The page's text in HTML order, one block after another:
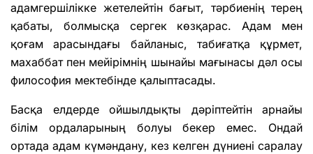
адамгершілікке жетелейтін бағыт, тәрбиенің терең
қабаты, болмысқа сергек көзқарас. Адам мен
қоғам арасындағы байланыс, табиғатқа құрмет,
махаббат пен мейірімнің шынайы мағынасы дәл осы
философия мектебінде қалыптасады.
Басқа елдерде ойшылдықты дәріптейтін арнайы
білім ордаларының болуы бекер емес. Ондай
ортада адам күмәндану, кез келген дүниені саралау